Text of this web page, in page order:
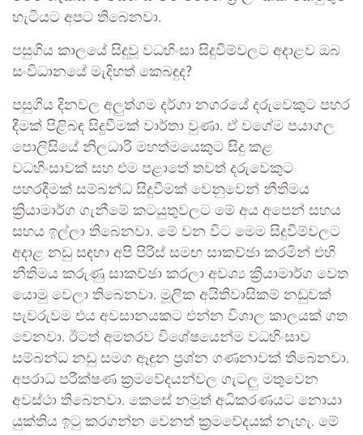
හැටියට අපට තිබෙනවා.
පසුගිය කාලයේ සිදුවූ වධහිංසා සිදුවීම්වලට අදාළව ඔබ
සංවිධානයේ මැදිහත් කෙබඳුද?
පසුගිය දිනවල අලු‍‍ත්ගම දර්ගා නගරයේ දරුවෙකුට පහර
දීමක් පිළිබඳ සිදුවීමක් වාර්තා වුණා. ඒ වගේම පයාගල
පොලිසියේ නිලධාරි මහත්මයෙකුට සිදු කළ
වධහිංසාවක් සහ එම පළා‌තේ තවත් දරුවෙකුට
පහරදීමක් සම්බන්ධ සිදුවීමක් වෙනුවෙන් නීතිමය
ක්‍රියාමාර්ග ගැනීමේ කටයුතුවලට මේ අය අපෙන් සහය
සහය ඉල්ලා තිබෙනවා. මේ වන විට මෙම සිදුවීම්වලට
අදාළ නඩු සඳහා අපි පිරිස් සමඟ සාකච්ඡා කරමින් එහි
නීතිමය කරුණු සාකච්ඡා කරලා අවශ්‍ය ක්‍රියාමාර්ග වෙත
යොමු වෙලා තිබෙනවා. මූලික අයිතිවාසිකම් නඩුවක්
පැවරුවම එය අවසානයකට එන්න විශාල කාලයක් ගත
වෙනවා. ඊටත් අමතරව විශේෂයෙන්ම වධහිංසාව
සම්බන්ධ නඩු සමග ඈඳුන ප්‍රශ්න ගණනාවක් තිබෙනවා.
අපරාධ පරීක්ෂණ ක්‍රමවේදයන්වල ගැටලු‍ මතුවෙන
අවස්ථා තිබෙනවා. කෙසේ නමුත් අධිකරණයට නොයා
යුක්තිය ඉටු කරගන්න වෙනත් ක්‍රමවේදයක් නැහැ. මේ